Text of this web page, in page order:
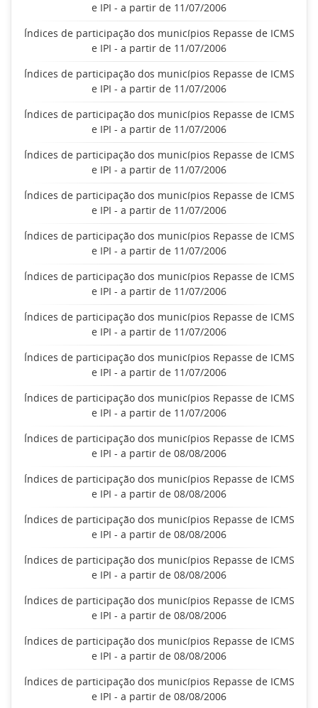
e IPI - a partir de 11/07/2006
Índices de participação dos municípios Repasse de ICMS
e IPI - a partir de 11/07/2006
Índices de participação dos municípios Repasse de ICMS
e IPI - a partir de 11/07/2006
Índices de participação dos municípios Repasse de ICMS
e IPI - a partir de 11/07/2006
Índices de participação dos municípios Repasse de ICMS
e IPI - a partir de 11/07/2006
Índices de participação dos municípios Repasse de ICMS
e IPI - a partir de 11/07/2006
Índices de participação dos municípios Repasse de ICMS
e IPI - a partir de 11/07/2006
Índices de participação dos municípios Repasse de ICMS
e IPI - a partir de 11/07/2006
Índices de participação dos municípios Repasse de ICMS
e IPI - a partir de 11/07/2006
Índices de participação dos municípios Repasse de ICMS
e IPI - a partir de 11/07/2006
Índices de participação dos municípios Repasse de ICMS
e IPI - a partir de 11/07/2006
Índices de participação dos municípios Repasse de ICMS
e IPI - a partir de 08/08/2006
Índices de participação dos municípios Repasse de ICMS
e IPI - a partir de 08/08/2006
Índices de participação dos municípios Repasse de ICMS
e IPI - a partir de 08/08/2006
Índices de participação dos municípios Repasse de ICMS
e IPI - a partir de 08/08/2006
Índices de participação dos municípios Repasse de ICMS
e IPI - a partir de 08/08/2006
Índices de participação dos municípios Repasse de ICMS
e IPI - a partir de 08/08/2006
Índices de participação dos municípios Repasse de ICMS
e IPI - a partir de 08/08/2006